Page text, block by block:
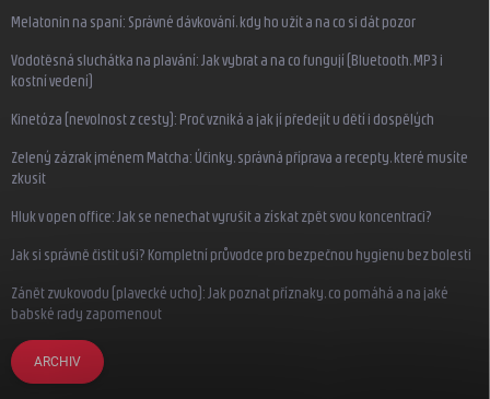
Melatonin na spaní: Správné dávkování, kdy ho užít a na co si dát pozor
Vodotěsná sluchátka na plavání: Jak vybrat a na co fungují (Bluetooth, MP3 i
kostní vedení)
Kinetóza (nevolnost z cesty): Proč vzniká a jak jí předejít u dětí i dospělých
Zelený zázrak jménem Matcha: Účinky, správná příprava a recepty, které musíte
zkusit
Hluk v open office: Jak se nenechat vyrušit a získat zpět svou koncentraci?
Jak si správně čistit uši? Kompletní průvodce pro bezpečnou hygienu bez bolesti
Zánět zvukovodu (plavecké ucho): Jak poznat příznaky, co pomáhá a na jaké
babské rady zapomenout
ARCHIV